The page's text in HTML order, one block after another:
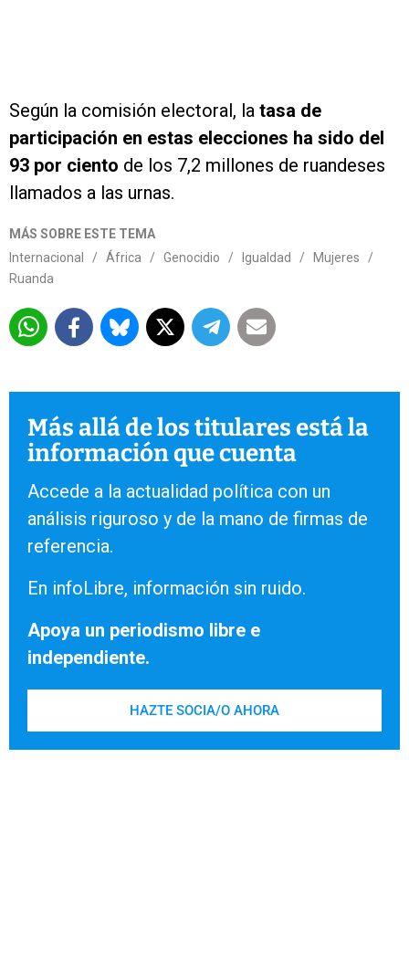
Según la comisión electoral, la tasa de
participación en estas elecciones ha sido del
93 por ciento de los 7,2 millones de ruandeses
llamados a las urnas.
MÁS SOBRE ESTE TEMA
Internacional
/ África / Genocidio / Igualdad / Mujeres
/
Ruanda
Más allá de los titulares está la
información que cuenta
Accede a la actualidad política con un
análisis riguroso y de la mano de firmas de
referencia.
En infoLibre, información sin ruido.
Apoya un periodismo libre e
independiente.
HAZTE SOCIA/O AHORA